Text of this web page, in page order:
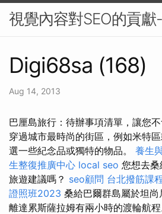
視覺內容對SEO的貢
Digi68sa (168)
Aug 14, 2013
巴厘島旅行：待辦事項清單，讓您
穿過城市最時尚的街區，例如米特
選一些紀念品或獨特的物品。 養生
生整復推廣中心 local seo 您想去
旅遊建議嗎？ seo顧問 台北撥筋課
證照班2023 桑給巴爾群島屬於坦
離達累斯薩拉姆有兩小時的渡輪航程